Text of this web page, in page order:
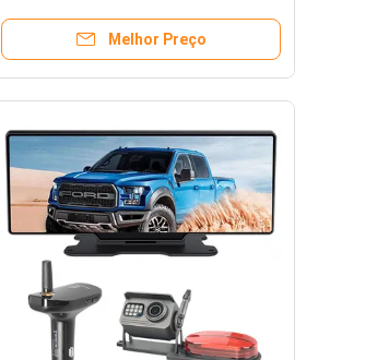
carro da câmera AHD
Melhor Preço